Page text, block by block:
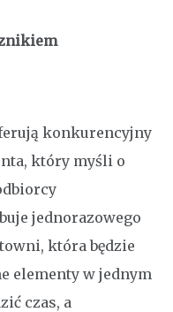
konkurencyjny
który myśli o
jednorazowego
która będzie
elementy w jednym
czas, a